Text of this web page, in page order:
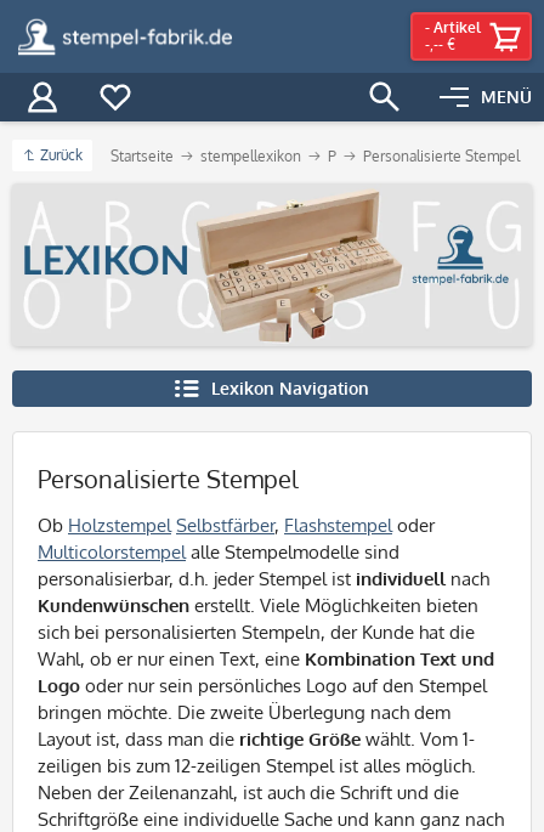
MENÜ
- Artikel
-,-- €
Zurück Startseite stempellexikon P Personalisierte Stempel
Lexikon Navigation
Personalisierte Stempel
Ob Holzstempel Selbstfärber, Flashstempel oder
Multicolorstempel alle Stempelmodelle sind
personalisierbar, d.h. jeder Stempel ist individuell nach
Kundenwünschen erstellt. Viele Möglichkeiten bieten
sich bei personalisierten Stempeln, der Kunde hat die
Wahl, ob er nur einen Text, eine Kombination Text und
Logo oder nur sein persönliches Logo auf den Stempel
bringen möchte. Die zweite Überlegung nach dem
Layout ist, dass man die richtige Größe wählt. Vom 1-
zeiligen bis zum 12-zeiligen Stempel ist alles möglich.
Neben der Zeilenanzahl, ist auch die Schrift und die
Schriftgröße eine individuelle Sache und kann ganz nach